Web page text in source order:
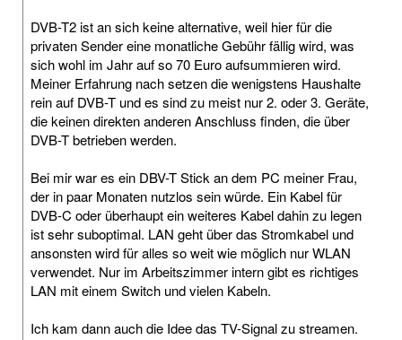
DVB-T2 ist an sich keine alternative, weil hier für die
privaten Sender eine monatliche Gebühr fällig wird, was
sich wohl im Jahr auf so 70 Euro aufsummieren wird.
Meiner Erfahrung nach setzen die wenigstens Haushalte
rein auf DVB-T und es sind zu meist nur 2. oder 3. Geräte,
die keinen direkten anderen Anschluss finden, die über
DVB-T betrieben werden.
Bei mir war es ein DBV-T Stick an dem PC meiner Frau,
der in paar Monaten nutzlos sein würde. Ein Kabel für
DVB-C oder überhaupt ein weiteres Kabel dahin zu legen
ist sehr suboptimal. LAN geht über das Stromkabel und
ansonsten wird für alles so weit wie möglich nur WLAN
verwendet. Nur im Arbeitszimmer intern gibt es richtiges
LAN mit einem Switch und vielen Kabeln.
Ich kam dann auch die Idee das TV-Signal zu streamen.